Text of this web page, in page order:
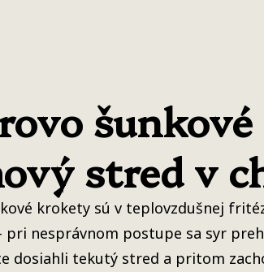
stred v
krokety sú v teplovzdušnej
pri nesprávnom postupe sa syr
dosiahli tekutý stred a pritom